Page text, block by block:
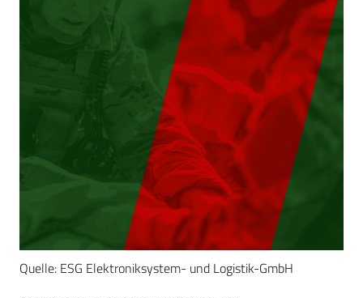
Quelle: ESG Elektroniksystem- und Logistik-GmbH